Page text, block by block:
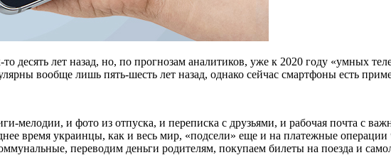
десять лет назад, но, по прогнозам аналитиков, уже к 2020 году «умных
вообще лишь пять-шесть лет назад, однако сейчас смартфоны есть
мелодии, и фото из отпуска, и переписка с друзьями, и рабочая почта с
время украинцы, как и весь мир, «подсели» еще и на платежные
переводим деньги родителям, покупаем билеты на поезда и